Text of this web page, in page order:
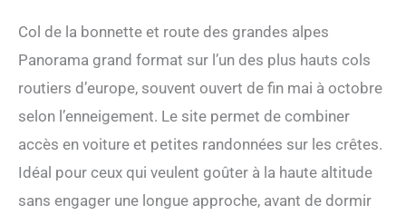
Col de la bonnette et route des grandes alpes
Panorama grand format sur l’un des plus hauts cols
routiers d’europe, souvent ouvert de fin mai à octobre
selon l’enneigement. Le site permet de combiner
accès en voiture et petites randonnées sur les crêtes.
Idéal pour ceux qui veulent goûter à la haute altitude
sans engager une longue approche, avant de dormir